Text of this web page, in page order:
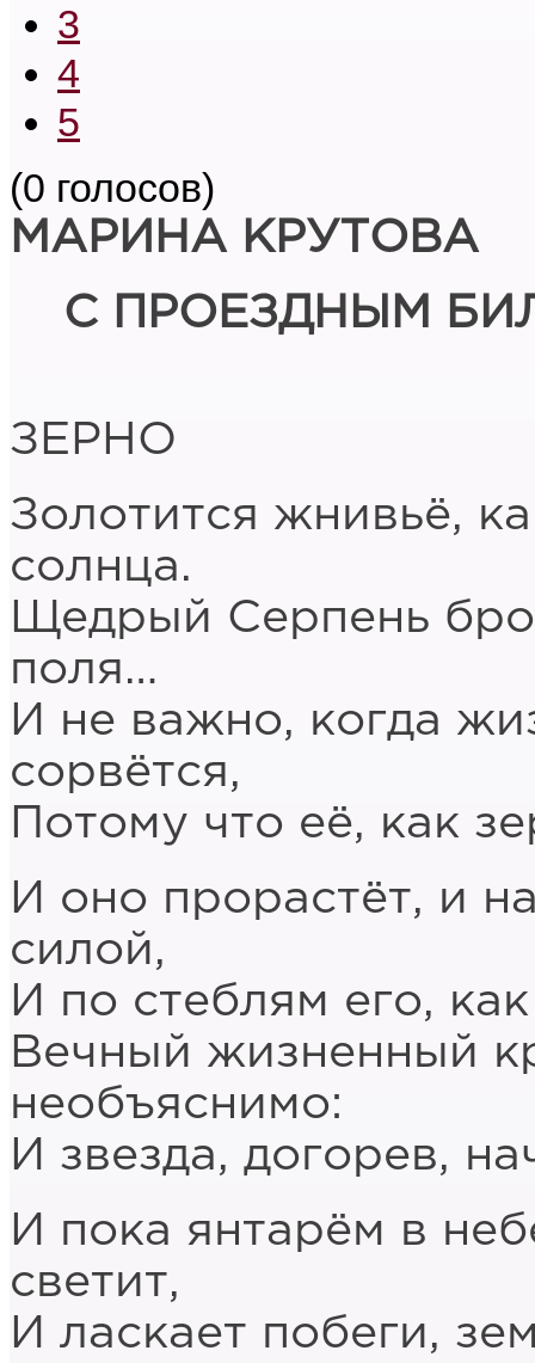
3
4
5
(0 голосов)
МАРИНА КРУТОВА
С ПРОЕЗДНЫМ
ЗЕРНО
Золотится жнивьё,
солнца.
Щедрый Серпень
поля…
И не важно, когда
сорвётся,
Потому что её, как
И оно прорастёт, и
силой,
И по стеблям его,
Вечный жизненный
необъяснимо:
И звезда, догорев,
И пока янтарём в
светит,
И ласкает побеги,